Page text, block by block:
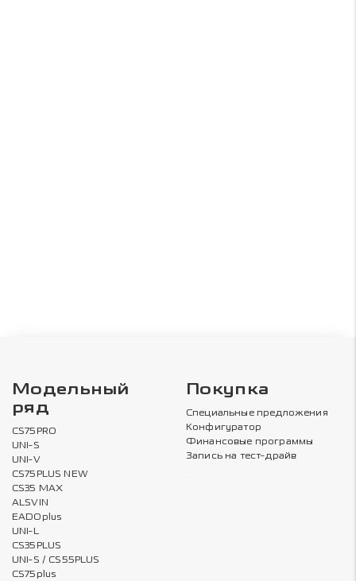
Модельный
ряд
CS75PRO
UNI-S
UNI-V
CS75PLUS NEW
CS35 MAX
ALSVIN
EADOplus
UNI-L
CS35PLUS
UNI-S / CS55PLUS
CS75plus
Покупка
Специальные предложения
Конфигуратор
Финансовые программы
Запись на тест-драйв